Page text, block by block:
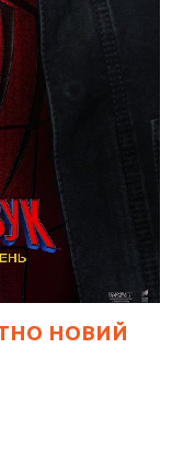
НОВИЙ